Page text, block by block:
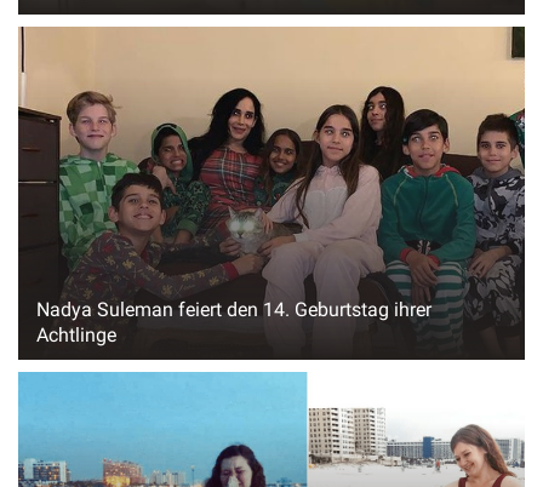
Nadya Suleman feiert den 14. Geburtstag ihrer
Achtlinge